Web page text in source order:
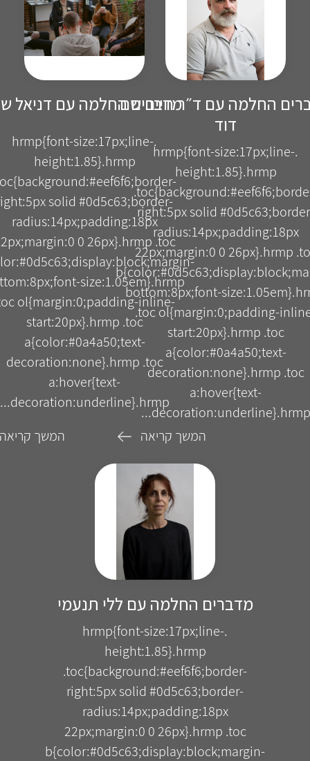
החלמה עם ד״ר חיים שם
דוד
.hrmp{font-size:17px;line-
height:1.85}.hrmp
right:5px solid
radius:14px;padding:18px
22px;margin:0 0 26px}.hrmp
bottom:8px;font-
.toc ol{margin:0;padding-
start:20px}.hrmp .toc
a{color:#0a4a50;text-
decoration:none}.hrmp .toc
a:hover{text-
decoration:underline}.hrmp...
המשך קריאה
מדברים החלמה עם דניאל
.hrmp{font-size:17px;line-
height:1.85}.hrmp
solid #0d5c63;border-
radius:14px;padding:18px
0 26px}.hrmp .toc
size:1.05em}.hrmp
ol{margin:0;padding-inline-
start:20px}.hrmp .toc
a{color:#0a4a50;text-
decoration:none}.hrmp .toc
a:hover{text-
decoration:underline}.hrmp...
המשך קריאה
מדברים החלמה עם ללי תנעמי
.hrmp{font-size:17px;line-
height:1.85}.hrmp
.toc{background:#eef6f6;border-
right:5px solid #0d5c63;border-
radius:14px;padding:18px
22px;margin:0 0 26px}.hrmp .toc
b{color:#0d5c63;display:block;margin-